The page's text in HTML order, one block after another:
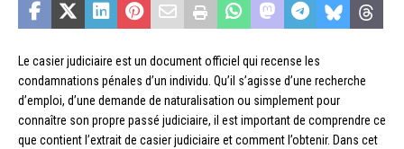
Le casier judiciaire est un document officiel qui recense les
condamnations pénales d’un individu. Qu’il s’agisse d’une recherche
d’emploi, d’une demande de naturalisation ou simplement pour
connaître son propre passé judiciaire, il est important de comprendre ce
que contient l’extrait de casier judiciaire et comment l’obtenir. Dans cet